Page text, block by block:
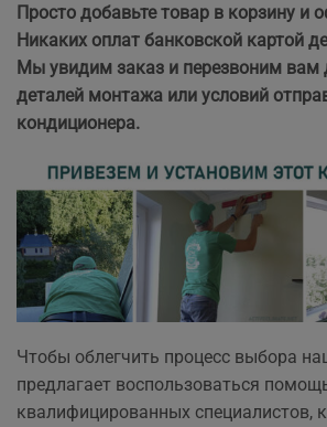
Просто добавьте товар в корзину и
Никаких оплат банковской картой
Мы увидим заказ и перезвоним вам
деталей монтажа или условий
кондиционера.
Чтобы облегчить процесс выбора
предлагает воспользоваться
квалифицированных специалистов,